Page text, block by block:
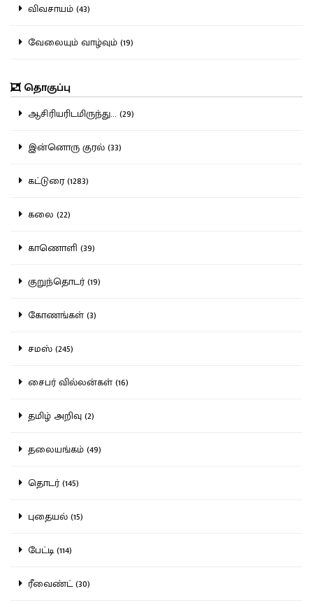
விவசாயம் (43)
வேலையும் வாழ்வும் (19)
தொகுப்பு
ஆசிரியரிடமிருந்து... (29)
இன்னொரு குரல் (33)
கட்டுரை (1283)
கலை (22)
காணொளி (39)
குறுந்தொடர் (19)
கோணங்கள் (3)
சமஸ் (245)
சைபர் வில்லன்கள் (16)
தமிழ் அறிவு (2)
தலையங்கம் (49)
தொடர் (145)
புதையல் (15)
பேட்டி (114)
ரீவைண்ட் (30)